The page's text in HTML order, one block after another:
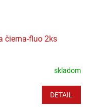
čierna-fluo 2ks
skladom
DETAIL